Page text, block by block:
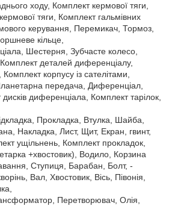
ходу, Комплект кермової тяги,
тяги, Комплект гальмівних
керування, Перемикач, Тормоз,
кільце,
Шестерня, Зубчасте колесо,
деталей диференціалу,
корпусу із сателітами,
передача, Диференціал,
диференціала, Комплект тарілок,
Прокладка, Втулка, Шайба,
Накладка, Лист, Щит, Екран, гвинт,
ущільнень, Комплект прокладок,
+хвостовик), Водило, Корзина
Ступиця, Барабан, Болт, -
Вал, Хвостовик, Вісь, Півонія,
Перетворювач, Олія,